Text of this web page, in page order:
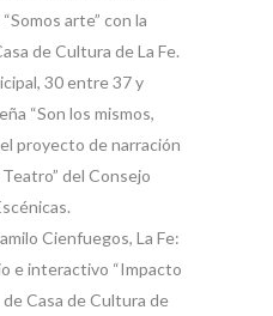
arte” con la
de Cultura de La Fe.
30 entre 37 y
“Son los mismos,
proyecto de narración
del Consejo
Cienfuegos, La Fe:
e interactivo “Impacto
de Casa de Cultura de